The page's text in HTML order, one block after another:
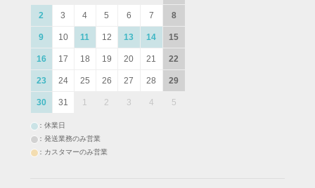
2 3 4 5 6 7 8
9 10 11 12 13 14 15
16 17 18 19 20 21 22
23 24 25 26 27 28 29
30 31 1 2 3 4 5
：休業日
：発送業務のみ営業
：カスタマーのみ営業